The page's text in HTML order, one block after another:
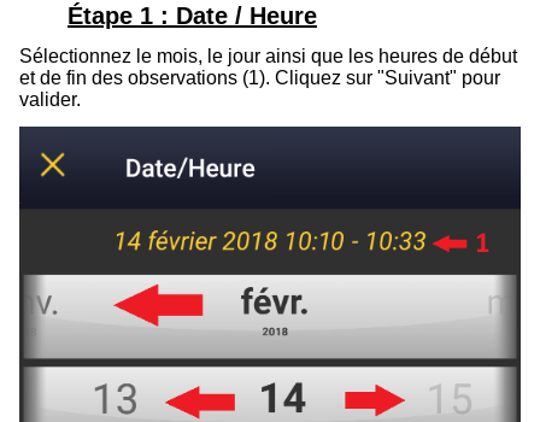
Étape 1 : Date / Heure
Sélectionnez le mois, le jour ainsi que les heures de début
et de fin des observations (1). Cliquez sur "Suivant" pour
valider.